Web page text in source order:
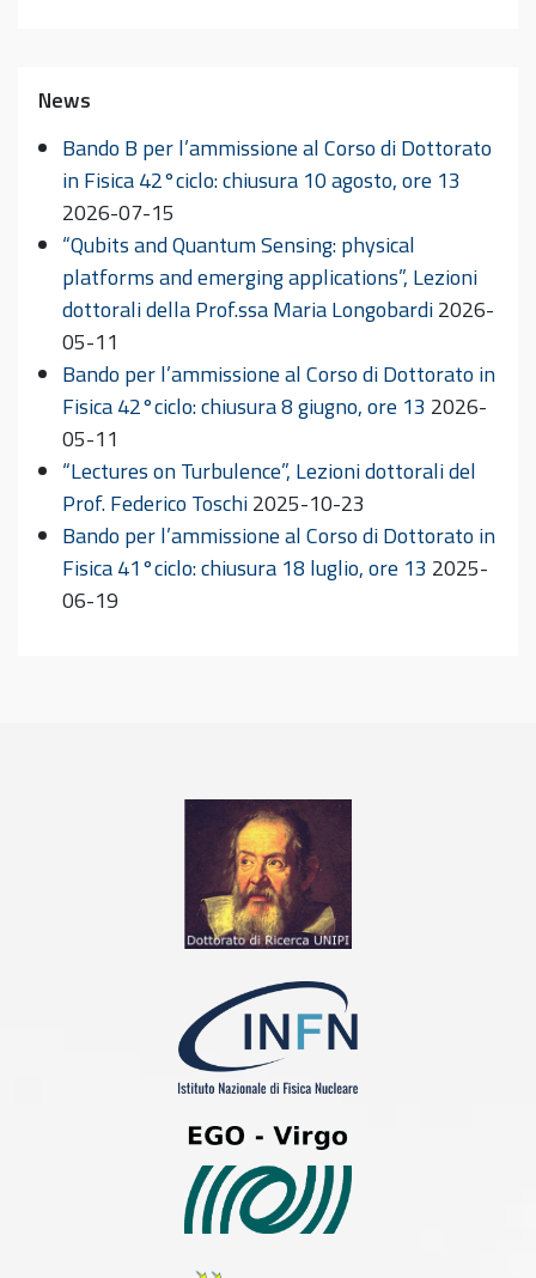
News
Bando B per l’ammissione al Corso di Dottorato
in Fisica 42°ciclo: chiusura 10 agosto, ore 13
2026-07-15
“Qubits and Quantum Sensing: physical
platforms and emerging applications”, Lezioni
dottorali della Prof.ssa Maria Longobardi2026-
05-11
Bando per l’ammissione al Corso di Dottorato in
Fisica 42°ciclo: chiusura 8 giugno, ore 13 2026-
05-11
“Lectures on Turbulence”, Lezioni dottorali del
Prof. Federico Toschi2025-10-23
Bando per l’ammissione al Corso di Dottorato in
Fisica 41°ciclo: chiusura 18 luglio, ore 13 2025-
06-19